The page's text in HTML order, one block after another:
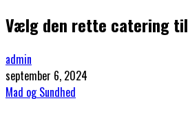
Vælg den rette catering
admin
september 6, 2024
Mad og Sundhed